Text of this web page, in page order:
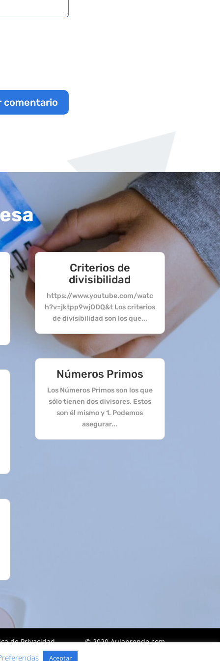
comentario
Criterios de
divisibilidad
https://www.youtube.com/watc
h?v=jktpp9wjODQ&t Los criterios
de divisibilidad son los que...
Números Primos
Los Números Primos son los que
sólo tienen dos divisores. Estos
son él mismo y 1. Podemos
asegurar...
de Privacidad © 2020 Aulaprende.com
Aceptar